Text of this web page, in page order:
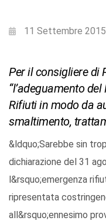
11 Settembre 2015
Per il consigliere di
“l’adeguamento
Rifiuti in modo da
smaltimento,
&ldquo;Sarebbe sin
dichiarazione del 31
l&rsquo;emergenza
ripresentata
all&rsquo;ennesimo